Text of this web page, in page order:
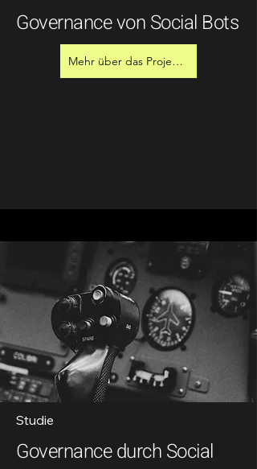
Governance von Social Bots
Mehr über das Projekt erfahren
Studie
Governance durch Social